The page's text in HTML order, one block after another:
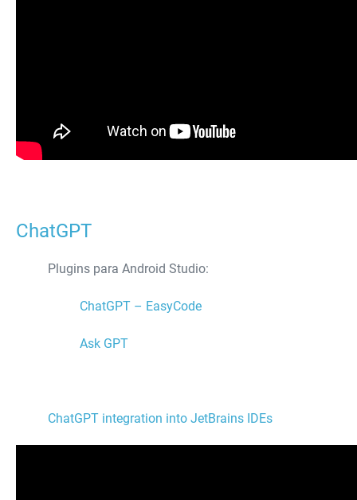
ChatGPT
Plugins para Android Studio:
ChatGPT – EasyCode
Ask GPT
ChatGPT integration into JetBrains IDEs